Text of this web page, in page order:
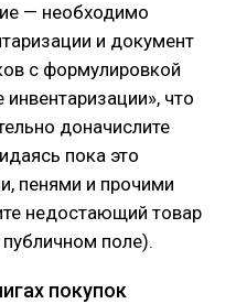
— необходимо
и документ
с формулировкой
что
доначислите
пока это
пенями и прочими
недостающий товар
поле).
покупок